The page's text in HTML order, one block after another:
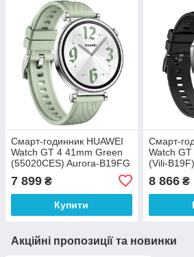
Смарт-годинник HUAWEI
Watch GT 4 41mm Green
(55020CES) Aurora-B19FG
7 899 ₴
Купити
Смарт-
Watch
(Vili-B19F)
8 866₴
Акційні пропозиції та новинки